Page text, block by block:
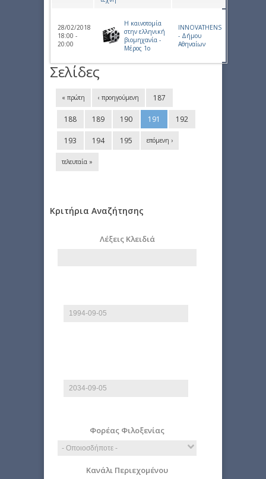
28/02/2018
18:00 -
20:00
Η καινοτομία
στην ελληνική
βιομηχανία -
Μέρος 1ο
INNOVATHENS
- Δήμου
Αθηναίων
Σελίδες
« πρώτη ‹ προηγούμενη 187
188 189 190 191 192
193 194 195 επόμενη ›
τελευταία »
Κριτήρια Αναζήτησης
Λέξεις Κλειδιά
Φορέας Φιλοξενίας
Κανάλι Περιεχομένου